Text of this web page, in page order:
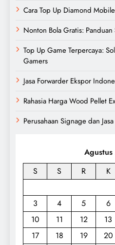
Cara Top Up Diamond
Nonton Bola Gratis:
Top Up Game Terpercaya:
Gamers
Jasa Forwarder Ekspor
Rahasia Harga Wood Pellet
Perusahaan Signage dan
S
S R K
3
4 5 6
10
11 12 13
17
18 19 20